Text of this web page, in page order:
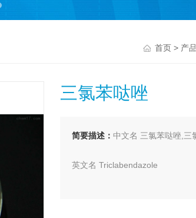
首页> 产
三氯苯哒唑
简要描述：中文名 三氯苯哒唑,三
英文名 Triclabendazole